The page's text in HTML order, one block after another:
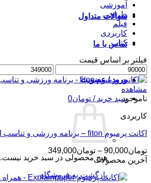
سوالات متداول
تماس با ما
ورود / عضویت
سبد خرید / تومان0
هیچ محصولی در سبد خرید نیست.
بازگشت به فروشگاه
آموزشی
طراحی
فیلم
کاربردی
کتاب
فیلتر بر اساس قیمت
حداقل
قیمت
حداکثر
قیمت
مشاهده
ناموجود
کاربردی
اکانت پرمیوم fiton – برنامه ورزشی و تناسب اندام
تومان90,000
– تومان349,000محدوده
قیمت:
تا
آخرین محصولات